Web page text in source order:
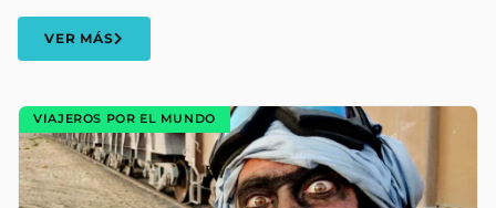
VER MÁS
VIAJEROS POR EL MUNDO